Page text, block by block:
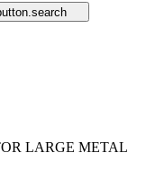
LARGE METAL